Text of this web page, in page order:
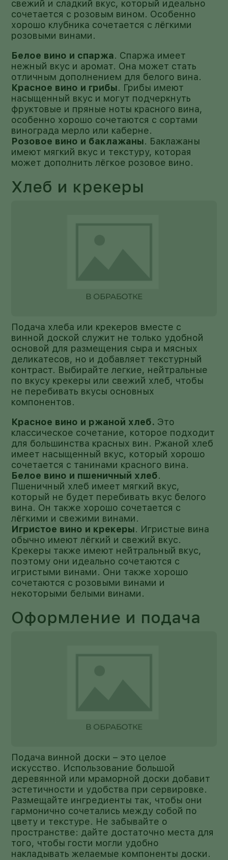
свежий и сладкий вкус, который идеально
сочетается с розовым вином. Особенно
хорошо клубника сочетается с лёгкими
розовыми винами.
Белое вино и спаржа. Спаржа имеет
нежный вкус и аромат. Она может стать
отличным дополнением для белого вина.
Красное вино и грибы. Грибы имеют
насыщенный вкус и могут подчеркнуть
фруктовые и пряные ноты красного вина,
особенно хорошо сочетаются с сортами
винограда мерло или каберне.
Розовое вино и баклажаны. Баклажаны
имеют мягкий вкус и текстуру, которая
может дополнить лёгкое розовое вино.
Хлеб и крекеры
Подача хлеба или крекеров вместе с
винной доской служит не только удобной
основой для размещения сыра и мясных
деликатесов, но и добавляет текстурный
контраст. Выбирайте легкие, нейтральные
по вкусу крекеры или свежий хлеб, чтобы
не перебивать вкусы основных
компонентов.
Красное вино и ржаной хлеб. Это
классическое сочетание, которое подходит
для большинства красных вин. Ржаной хлеб
имеет насыщенный вкус, который хорошо
сочетается с танинами красного вина.
Белое вино и пшеничный хлеб.
Пшеничный хлеб имеет мягкий вкус,
который не будет перебивать вкус белого
вина. Он также хорошо сочетается с
лёгкими и свежими винами.
Игристое вино и крекеры. Игристые вина
обычно имеют лёгкий и свежий вкус.
Крекеры также имеют нейтральный вкус,
поэтому они идеально сочетаются с
игристыми винами. Они также хорошо
сочетаются с розовыми винами и
некоторыми белыми винами.
Оформление и подача
Подача винной доски – это целое
искусство. Использование большой
деревянной или мраморной доски добавит
эстетичности и удобства при сервировке.
Размещайте ингредиенты так, чтобы они
гармонично сочетались между собой по
цвету и текстуре. Не забывайте о
пространстве: дайте достаточно места для
того, чтобы гости могли удобно
накладывать желаемые компоненты доски.